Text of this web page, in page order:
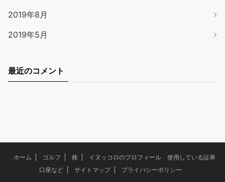
2019年8月
2019年5月
最近のコメント
ホーム ゴルフ 株
イヌッコロのプロフィール 使用している証券
口座など
サイトマップ プライバシーポリシー